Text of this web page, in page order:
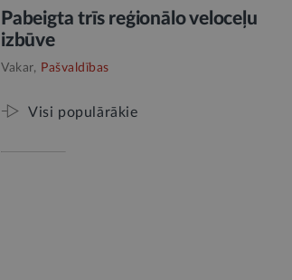
Pabeigta trīs reģionālo veloceļu
izbūve
Vakar, Pašvaldības
Visi populārākie